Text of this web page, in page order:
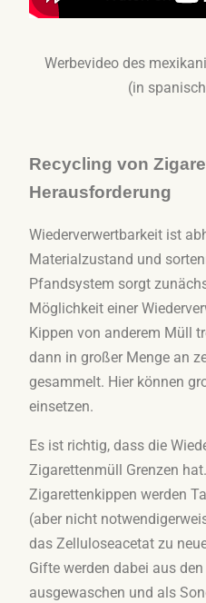
Werbevideo des
(in
Recycling von
Herausforderung
Wiederverwertbarkeit ist
Materialzustand und
Pfandsystem sorgt
Möglichkeit einer
Kippen von anderem Müll
dann in großer Menge an
gesammelt. Hier können
einsetzen.
Es ist richtig, dass die
Zigarettenmüll Grenzen
Zigarettenkippen werden
(aber nicht
das Zelluloseacetat zu
Gifte werden dabei aus
ausgewaschen und als